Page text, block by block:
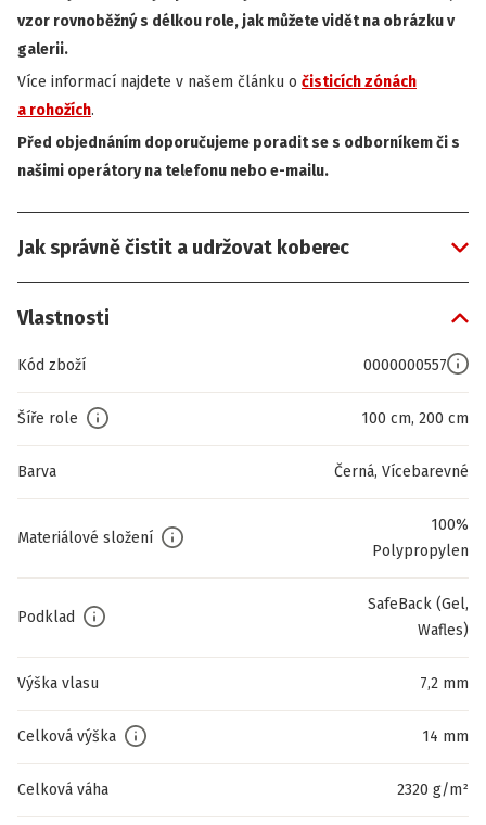
vzor rovnoběžný s délkou role, jak můžete vidět na obrázku v
galerii.
Více informací najdete v našem článku o čisticích zónách
a rohožích.
Před objednáním doporučujeme poradit se s odborníkem či s
našimi operátory na telefonu nebo e-mailu.
Jak správně čistit a udržovat koberec
Vlastnosti
Kód zboží 0000000557
Šíře role 100 cm, 200 cm
Barva Černá, Vícebarevné
Materiálové složení
100%
Polypropylen
Podklad
SafeBack (Gel,
Wafles)
Výška vlasu 7,2 mm
Celková výška 14 mm
Celková váha 2320 g/m²